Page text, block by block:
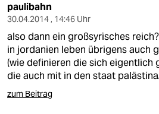
paulibahn
30.04.2014 , 14:46 Uhr
also dann ein großsyrisches reich?
in jordanien leben übrigens auch
(wie definieren die sich eigentlich
die auch mit in den staat
zum Beitrag